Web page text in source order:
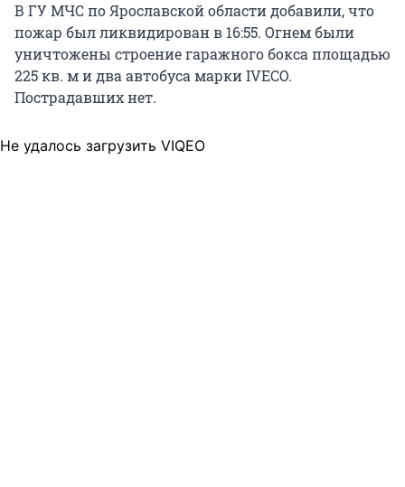
В ГУ МЧС по Ярославской области добавили, что
пожар был ликвидирован в 16:55. Огнем были
уничтожены строение гаражного бокса площадью
225 кв. м и два автобуса марки IVECO.
Пострадавших нет.
Не удалось загрузить VIQEO